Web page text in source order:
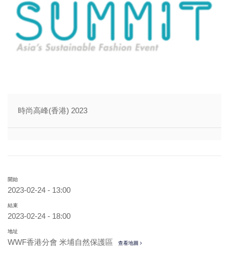
時尚高峰(香港) 2023
開始
2023-02-24 - 13:00
結束
2023-02-24 - 18:00
地址
WWF香港分會 米埔自然保護區 查看地圖